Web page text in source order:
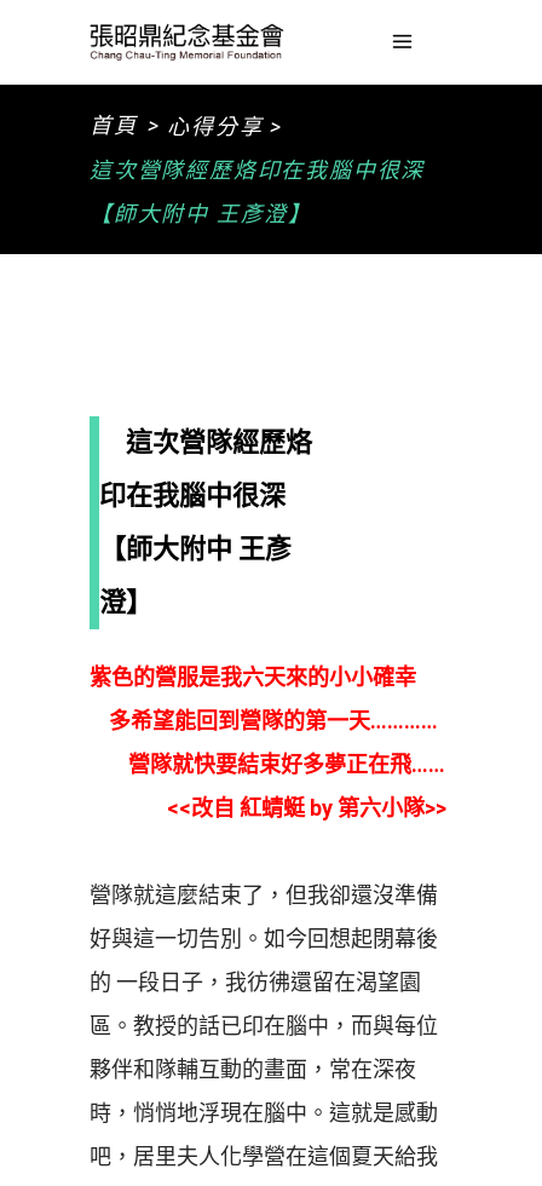
首頁 > 心得分享 >
這次營隊經歷烙印在我腦中很深
【師大附中 王彥澄】
這次營隊經歷烙
印在我腦中很深
【師大附中 王彥
澄】
紫色的營服是我六天來的小小確幸
多希望能回到營隊的第一天…………
營隊就快要結束好多夢正在飛……
<<改自 紅蜻蜓 by 第六小隊>>
營隊就這麼結束了，但我卻還沒準備
好與這一切告別。如今回想起閉幕後
的 一段日子，我彷彿還留在渴望園
區。教授的話已印在腦中，而與每位
夥伴和隊輔互動的畫面，常在深夜
時，悄悄地浮現在腦中。這就是感動
吧，居里夫人化學營在這個夏天給我